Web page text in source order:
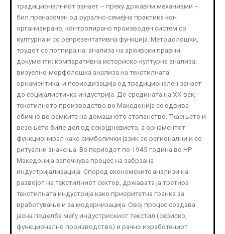
традиционалниот занает – преку државни механизми –
бил пренасочен од рурално-семејна практика кон
организирано, контролирано производен систем со
културна и со репрезентативна функција. Методолошки,
трудот се потпира на: анализа на архивски правни
документи; компаративна историско-културна анализа;
визуелно-морфолошка анализа на текстилната
орнаментика; и периодизација од традиционален занает
до социјалистичка индустрија. До средината на XX век,
текстилното производство во Македонија се одвива
обично во рамките на домашното стопанство. Ткаењето и
везењето биле дел од секојдневието, а орнаментот
функционирал како симболички јазик со регионални и со
ритуални значења. Во периодот по 1945 година во НР
Македонија започнува процес на забрзана
индустријализација. Според економските анализи на
развојот на текстилниот сектор, државата ја третира
текстилната индустрија како приоритетна гранка за
вработување и за модернизација. Овој процес создава
јасна поделба меѓу индустрискиот текстил (сериско,
функционално производство) и рачно изработениот